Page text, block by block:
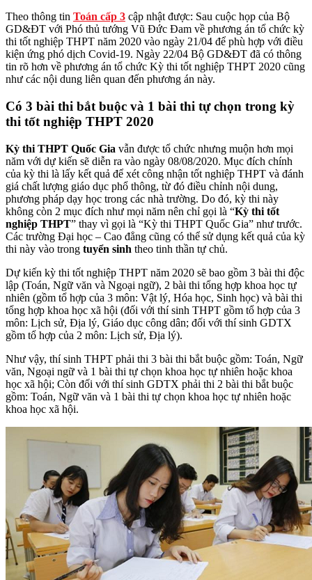
Theo thông tin Toán cấp 3 cập nhật được: Sau cuộc họp của Bộ
GD&ĐT với Phó thủ tướng Vũ Đức Đam về phương án tổ chức kỳ
thi tốt nghiệp THPT năm 2020 vào ngày 21/04 để phù hợp với điều
kiện ứng phó dịch Covid-19. Ngày 22/04 Bộ GD&ĐT đã có thông
tin rõ hơn về phương án tổ chức Kỳ thi tốt nghiệp THPT 2020 cũng
như các nội dung liên quan đến phương án này.
Có 3 bài thi bắt buộc và 1 bài thi tự chọn trong kỳ
thi tốt nghiệp THPT 2020
Kỳ thi THPT Quốc Gia vẫn được tổ chức nhưng muộn hơn mọi
năm với dự kiến sẽ diễn ra vào ngày 08/08/2020. Mục đích chính
của kỳ thi là lấy kết quả để xét công nhận tốt nghiệp THPT và đánh
giá chất lượng giáo dục phổ thông, từ đó điều chỉnh nội dung,
phương pháp dạy học trong các nhà trường. Do đó, kỳ thi này
không còn 2 mục đích như mọi năm nên chỉ gọi là “Kỳ thi tốt
nghiệp THPT” thay vì gọi là “Kỳ thi THPT Quốc Gia” như trước.
Các trường Đại học – Cao đẳng cũng có thể sử dụng kết quả của kỳ
thi này vào trong tuyển sinh theo tinh thần tự chủ.
Dự kiến kỳ thi tốt nghiệp THPT năm 2020 sẽ bao gồm 3 bài thi độc
lập (Toán, Ngữ văn và Ngoại ngữ), 2 bài thi tổng hợp khoa học tự
nhiên (gồm tổ hợp của 3 môn: Vật lý, Hóa học, Sinh học) và bài thi
tổng hợp khoa học xã hội (đối với thí sinh THPT gồm tổ hợp của 3
môn: Lịch sử, Địa lý, Giáo dục công dân; đối với thí sinh GDTX
gồm tổ hợp của 2 môn: Lịch sử, Địa lý).
Như vậy, thí sinh THPT phải thi 3 bài thi bắt buộc gồm: Toán, Ngữ
văn, Ngoại ngữ và 1 bài thi tự chọn khoa học tự nhiên hoặc khoa
học xã hội; Còn đối với thí sinh GDTX phải thi 2 bài thi bắt buộc
gồm: Toán, Ngữ văn và 1 bài thi tự chọn khoa học tự nhiên hoặc
khoa học xã hội.